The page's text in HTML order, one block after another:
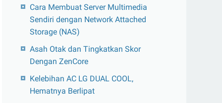
Cara Membuat Server Multimedia
Sendiri dengan Network Attached
Storage (NAS)
Asah Otak dan Tingkatkan Skor
Dengan ZenCore
Kelebihan AC LG DUAL COOL,
Hematnya Berlipat